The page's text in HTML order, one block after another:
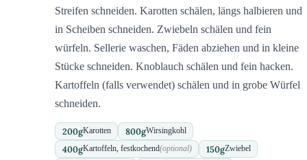
Streifen schneiden. Karotten schälen, längs halbieren und
in Scheiben schneiden. Zwiebeln schälen und fein
würfeln. Sellerie waschen, Fäden abziehen und in kleine
Stücke schneiden. Knoblauch schälen und fein hacken.
Kartoffeln (falls verwendet) schälen und in grobe Würfel
schneiden.
200gKarotten 800gWirsingkohl
400gKartoffeln, festkochend(optional) 150gZwiebel